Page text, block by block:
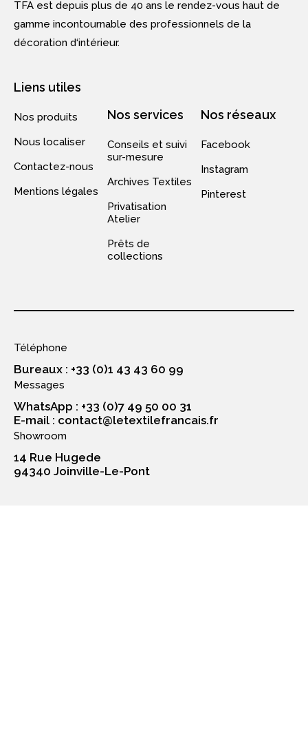
TFA est depuis plus de 40 ans le rendez-vous haut de
gamme incontournable des professionnels de la
décoration d‘intérieur.
Liens utiles
Nos produits
Nous localiser
Contactez-nous
Mentions légales
Nos services
Conseils et suivi
sur-mesure
Archives Textiles
Privatisation
Atelier
Prêts de
collections
Nos réseaux
Facebook
Instagram
Pinterest
Téléphone
Bureaux : +33 (0)1 43 43 60 99
Messages
WhatsApp : +33 (0)7 49 50 00 31
E-mail : contact@letextilefrancais.fr
Showroom
14 Rue Hugede
94340 Joinville-Le-Pont